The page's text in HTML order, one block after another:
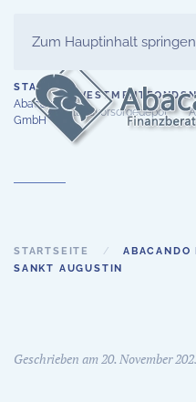
Zum Hauptinhalt springen
START
Abacando
GmbH
INVESTMENTFONDS
Altersvorsorgedepot
STARTSEITE
ABACANDO
SANKT AUGUSTIN
Geschrieben am20. November